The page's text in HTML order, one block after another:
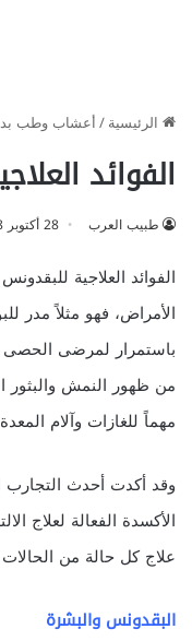
الرئيسية/أعشاب وطب
الفوائد
طبيب العرب 28 أكتوبر 2008
الفوائد العلاجية
الأمراض، فهو مثلاً مدر
باستمرار لمرضى الحصى
من ظهور النمش والبثور
مهماً للغازات وآلام
وقد أكدت أحدث
الأكسدة الفعالة لعلاج
علاج كل حالة من
البقدونس والبشرة